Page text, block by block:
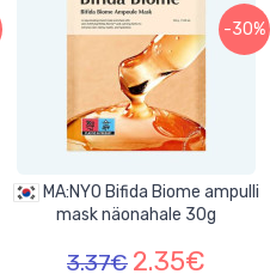
-30%
mask näonahale 30g
3.37€ 2.35€